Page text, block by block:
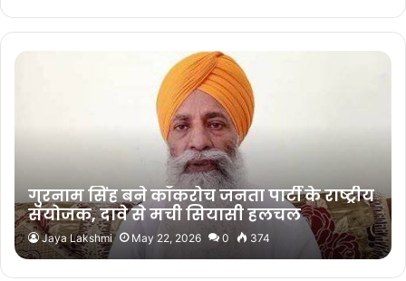
गुरनाम सिंह बने कॉकरोच जनता पार्टी के राष्ट्रीय
संयोजक, दावे से मची सियासी हलचल
Jaya Lakshmi May 22, 2026 0 374